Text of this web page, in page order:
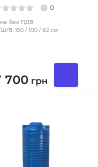
0
без ПДВ
В: 150 / 100 / 62 см
700 грн